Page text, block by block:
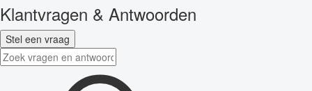
Klantvragen & Antwoorden
Stel een vraag